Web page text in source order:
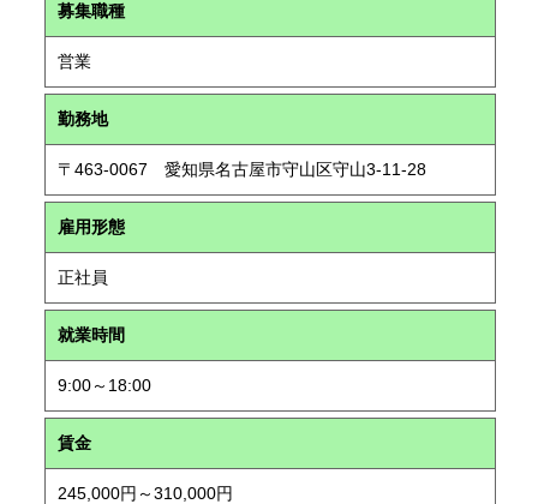
募集職種
営業
勤務地
〒463-0067 愛知県名古屋市守山区守山3-11-28
雇用形態
正社員
就業時間
9:00～18:00
賃金
245,000円～310,000円